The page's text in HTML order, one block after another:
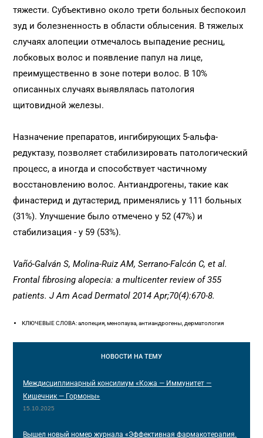
тяжести. Субъективно около трети больных беспокоил
зуд и болезненность в области облысения. В тяжелых
случаях алопеции отмечалось выпадение ресниц,
лобковых волос и появление папул на лице,
преимущественно в зоне потери волос. В 10%
описанных случаях выявлялась патология
щитовидной железы.
Назначение препаратов, ингибирующих 5-альфа-
редуктазу, позволяет стабилизировать патологический
процесс, а иногда и способствует частичному
восстановлению волос. Антиандрогены, такие как
финастерид и дутастерид, применялись у 111 больных
(31%). Улучшение было отмечено у 52 (47%) и
стабилизация - у 59 (53%).
Vañó-Galván S, Molina-Ruiz AM, Serrano-Falcón C, et al.
Frontal fibrosing alopecia: a multicenter review of 355
patients. J Am Acad Dermatol 2014 Apr;70(4):670-8.
КЛЮЧЕВЫЕ СЛОВА: алопеция, менопауза, антиандрогены, дерматология
НОВОСТИ НА ТЕМУ
Междисциплинарный консилиум «Кожа — Иммунитет —
Кишечник — Гормоны»
15.10.2025
Вышел новый номер журнала «Эффективная фармакотерапия.